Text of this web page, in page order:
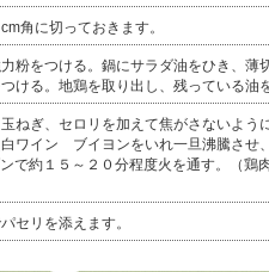
角に切っておきます。
粉をつける。鍋にサラダ油をひき、薄
ける。地鶏を取り出し、残っている油
ねぎ、セロリを加えて焦がさないよう
白ワイン ブイヨンをいれ一旦沸騰さ
で約１５～２０分程度火を通す。（鶏
セリを添えます。